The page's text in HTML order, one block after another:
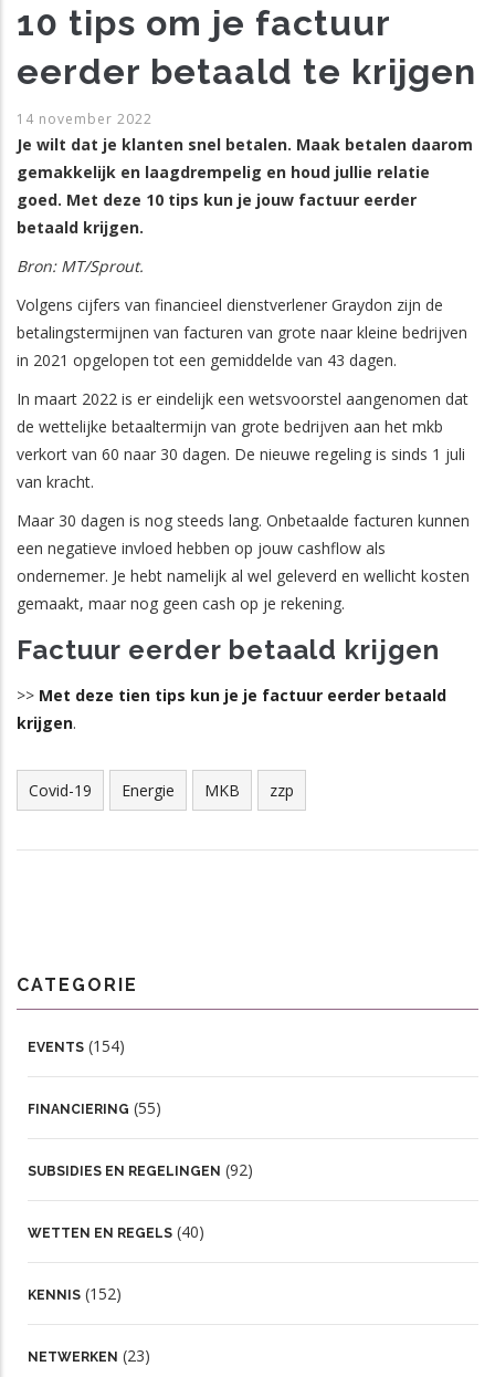
10 tips om je factuur
eerder betaald te krijgen
14 november 2022
Je wilt dat je klanten snel betalen. Maak betalen daarom
gemakkelijk en laagdrempelig en houd jullie relatie
goed. Met deze 10 tips kun je jouw factuur eerder
betaald krijgen.
Bron: MT/Sprout.
Volgens cijfers van financieel dienstverlener Graydon zijn de
betalingstermijnen van facturen van grote naar kleine bedrijven
in 2021 opgelopen tot een gemiddelde van 43 dagen.
In maart 2022 is er eindelijk een wetsvoorstel aangenomen dat
de wettelijke betaaltermijn van grote bedrijven aan het mkb
verkort van 60 naar 30 dagen. De nieuwe regeling is sinds 1 juli
van kracht.
Maar 30 dagen is nog steeds lang. Onbetaalde facturen kunnen
een negatieve invloed hebben op jouw cashflow als
ondernemer. Je hebt namelijk al wel geleverd en wellicht kosten
gemaakt, maar nog geen cash op je rekening.
Factuur eerder betaald krijgen
>> Met deze tien tips kun je je factuur eerder betaald
krijgen.
Covid-19 Energie MKB zzp
CATEGORIE
EVENTS (154)
FINANCIERING (55)
SUBSIDIES EN REGELINGEN (92)
WETTEN EN REGELS (40)
KENNIS (152)
NETWERKEN (23)